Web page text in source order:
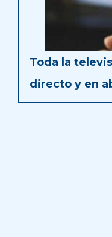
Toda la
directo y en